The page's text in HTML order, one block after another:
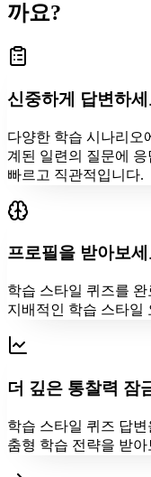
까요?
신중하게 답변하세
다양한 학습 시나리오
계된 일련의 질문에
빠르고 직관적입니다.
프로필을 받아보
학습 스타일 퀴즈를
지배적인 학습 스타일
더 깊은 통찰력 잠
학습 스타일 퀴즈 답
춤형 학습 전략을 받